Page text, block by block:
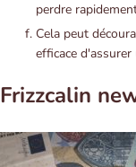
perdre
Cela peut
efficace
Frizzcalin